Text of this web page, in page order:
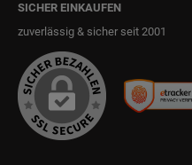
SICHER EINKAUFEN
zuverlässig & sicher seit 2001